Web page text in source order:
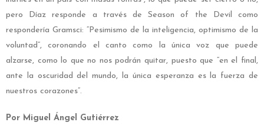
pero Díaz responde a través de Season of the Devil como
respondería Gramsci: “Pesimismo de la inteligencia, optimismo de la
voluntad”, coronando el canto como la única voz que puede
alzarse, como lo que no nos podrán quitar, puesto que “en el final,
ante la oscuridad del mundo, la única esperanza es la fuerza de
nuestros corazones”.
Por Miguel Ángel Gutiérrez